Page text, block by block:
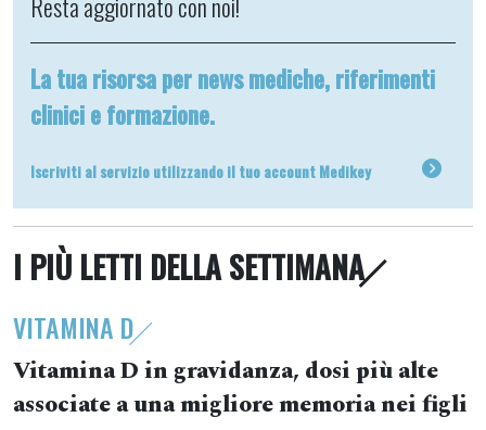
La tua risorsa per news mediche, riferimenti
clinici e formazione.
Iscriviti al servizio utilizzando il tuo account Medikey
I PIÙ LETTI DELLA SETTIMANA
VITAMINA D
Vitamina D in gravidanza, dosi più alte
associate a una migliore memoria nei figli